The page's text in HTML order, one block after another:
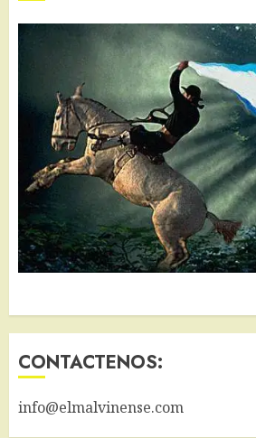
CONTACTENOS:
info@elmalvinense.com